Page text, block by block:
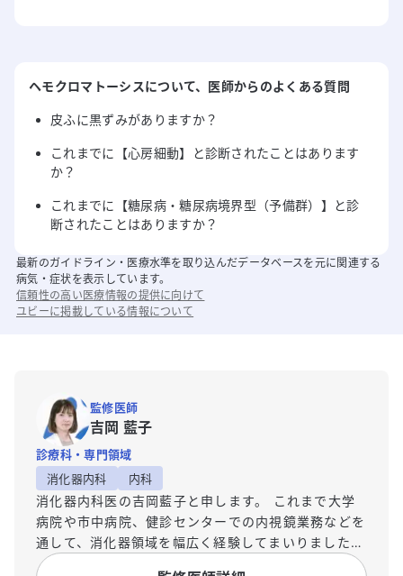
ヘモクロマトーシスについて、医師からのよくある質問
皮ふに黒ずみがありますか？
これまでに【心房細動】と診断されたことはあります
か？
これまでに【糖尿病・糖尿病境界型（予備群）】と診
断されたことはありますか？
最新のガイドライン・医療水準を取り込んだデータベースを元に関連する
病気・症状を表示しています。
信頼性の高い医療情報の提供に向けて
ユビーに掲載している情報について
監修医師
吉岡 藍子
診療科・専門領域
消化器内科
内科
消化器内科医の吉岡藍子と申します。 これまで大学
病院や市中病院、健診センターでの内視鏡業務などを
通して、消化器領域を幅広く経験してまいりました。
診療の現場では、専門的な用語や複雑な病状の説明